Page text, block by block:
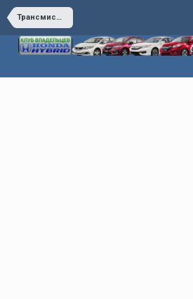
Трансмиссия